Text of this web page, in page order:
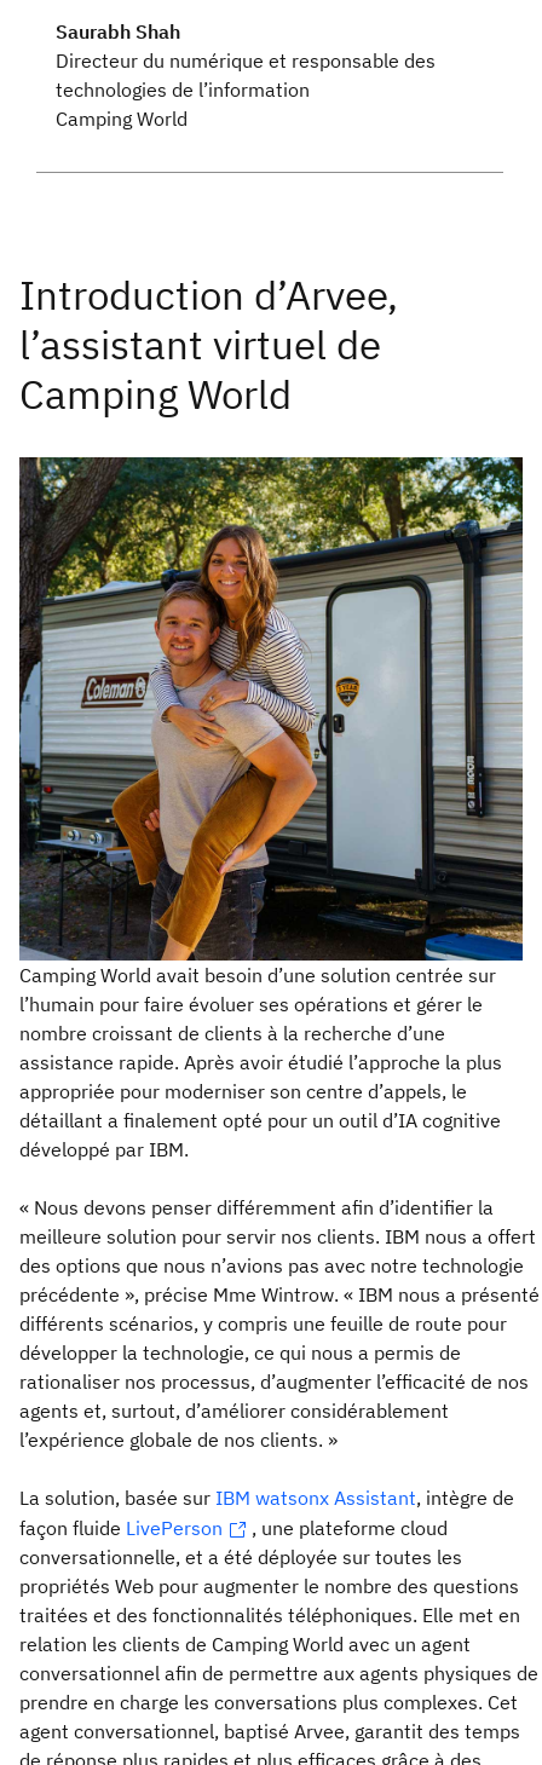
Saurabh Shah
Directeur du numérique et responsable des
technologies de l’information
Camping World
Camping World avait besoin d’une solution centrée sur
l’humain pour faire évoluer ses opérations et gérer le
nombre croissant de clients à la recherche d’une
assistance rapide. Après avoir étudié l’approche la plus
appropriée pour moderniser son centre d’appels, le
détaillant a finalement opté pour un outil d’IA cognitive
développé par IBM.
« Nous devons penser différemment afin d’identifier la
meilleure solution pour servir nos clients. IBM nous a offert
des options que nous n’avions pas avec notre technologie
précédente », précise Mme Wintrow. « IBM nous a présenté
différents scénarios, y compris une feuille de route pour
développer la technologie, ce qui nous a permis de
rationaliser nos processus, d’augmenter l’efficacité de nos
agents et, surtout, d’améliorer considérablement
l’expérience globale de nos clients. »
La solution, basée sur IBM watsonx Assistant, intègre de
façon fluide LivePerson
, une plateforme cloud
conversationnelle, et a été déployée sur toutes les
propriétés Web pour augmenter le nombre des questions
traitées et des fonctionnalités téléphoniques. Elle met en
relation les clients de Camping World avec un agent
conversationnel afin de permettre aux agents physiques de
prendre en charge les conversations plus complexes. Cet
agent conversationnel, baptisé Arvee, garantit des temps